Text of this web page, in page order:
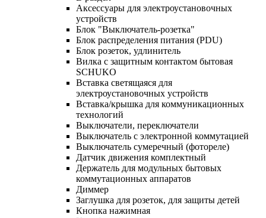
Аксессуары для электроустановочных
устройств
Блок "Выключатель-розетка"
Блок распределения питания (PDU)
Блок розеток, удлинитель
Вилка с защитным контактом бытовая
SCHUKO
Вставка светящаяся для
электроустановочных устройств
Вставка/крышка для коммуникационных
технологий
Выключатели, переключатели
Выключатель с электронной коммутацией
Выключатель сумеречный (фотореле)
Датчик движения комплектный
Держатель для модульных бытовых
коммутационных аппаратов
Диммер
Заглушка для розеток, для защиты детей
Кнопка нажимная